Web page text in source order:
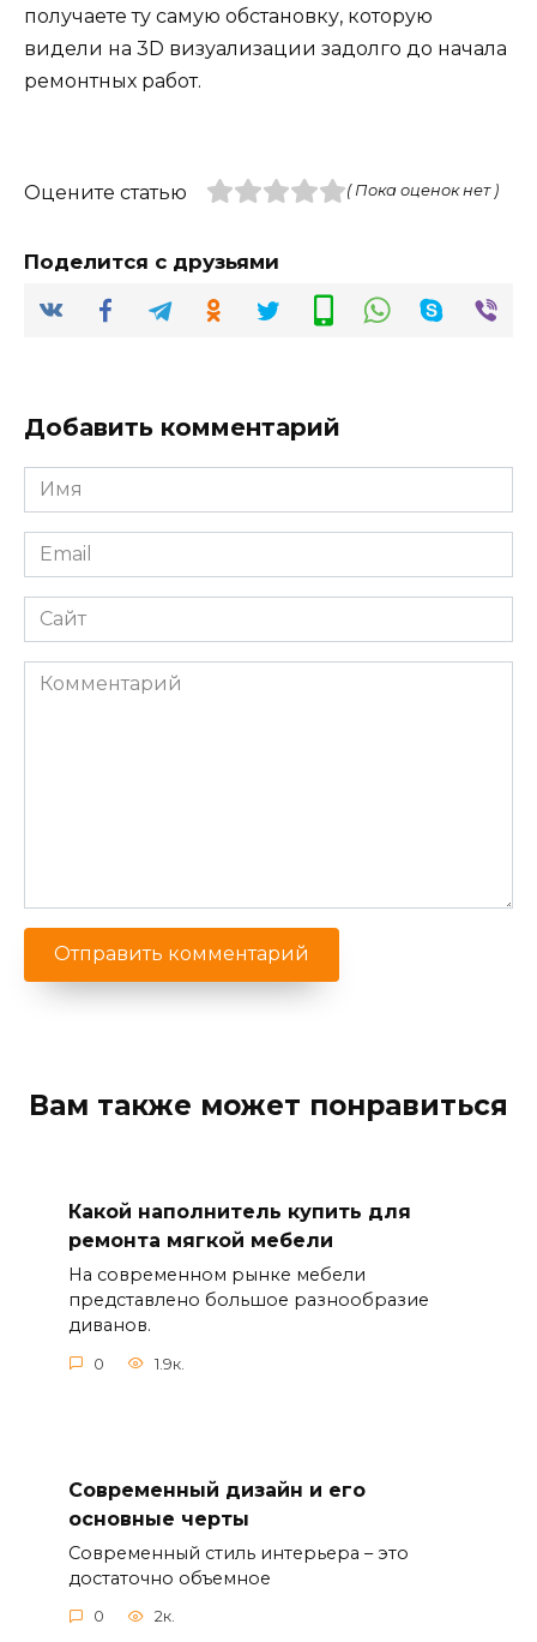
получаете ту самую обстановку, которую
видели на 3D визуализации задолго до начала
ремонтных работ.
Оцените статью ( Пока оценок нет )
Поделится с друзьями
Добавить комментарий
Имя
*
Email
*
Сайт
Комментарий
Вам также может понравиться
Какой наполнитель купить для
ремонта мягкой мебели
На современном рынке мебели
представлено большое разнообразие
диванов.
0 1.9к.
Современный дизайн и его
основные черты
Современный стиль интерьера – это
достаточно объемное
0 2к.